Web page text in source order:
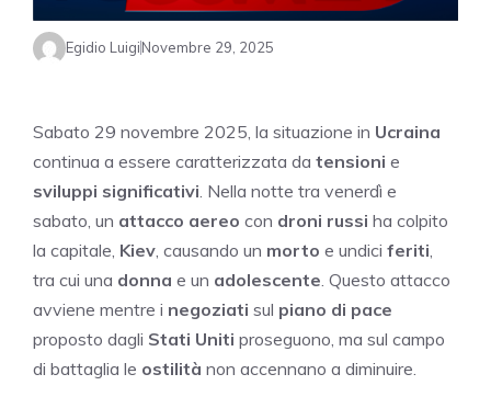
Egidio LuigiNovembre 29, 2025
Sabato 29 novembre 2025, la situazione in Ucraina
continua a essere caratterizzata da tensioni e
sviluppi significativi . Nella notte tra venerdì e
sabato, un attacco aereo con droni russi ha colpito
la capitale, Kiev , causando un morto e undici feriti
tra cui una donna e un adolescente . Questo attacco
avviene mentre i negoziati sul piano di pace
proposto dagli Stati Uniti proseguono, ma sul campo
di battaglia le ostilità non accennano a diminuire.